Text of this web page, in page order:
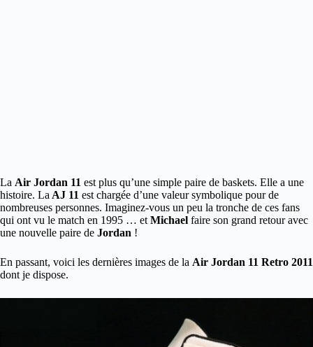
La Air Jordan 11 est plus qu’une simple paire de baskets. Elle a une
histoire. La AJ 11 est chargée d’une valeur symbolique pour de
nombreuses personnes. Imaginez-vous un peu la tronche de ces fans
qui ont vu le match en 1995 … et Michael faire son grand retour avec
une nouvelle paire de Jordan !
En passant, voici les dernières images de la Air Jordan 11 Retro 2011
dont je dispose.